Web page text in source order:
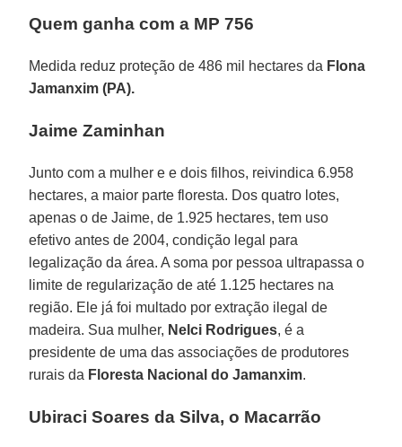
Quem ganha com a MP 756
Medida reduz proteção de 486 mil hectares da Flona
Jamanxim (PA).
Jaime Zaminhan
Junto com a mulher e e dois filhos, reivindica 6.958
hectares, a maior parte floresta. Dos quatro lotes,
apenas o de Jaime, de 1.925 hectares, tem uso
efetivo antes de 2004, condição legal para
legalização da área. A soma por pessoa ultrapassa o
limite de regularização de até 1.125 hectares na
região. Ele já foi multado por extração ilegal de
madeira. Sua mulher, Nelci Rodrigues, é a
presidente de uma das associações de produtores
rurais da Floresta Nacional do Jamanxim.
Ubiraci Soares da Silva, o Macarrão